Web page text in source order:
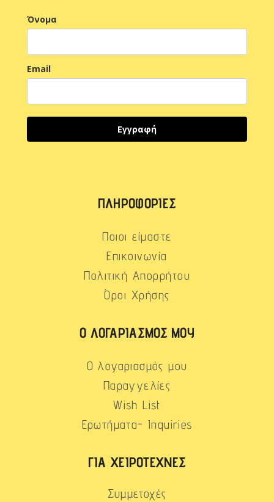
Όνομα
Email
Εγγραφή
ΠΛΗΡΟΦΟΡΊΕΣ
Ποιοι είμαστε
Επικοινωνία
Πολιτική Απορρήτου
Όροι Χρήσης
Ο ΛΟΓΑΡΙΑΣΜΌΣ ΜΟΥ
Ο λογαριασμός μου
Παραγγελίες
Wish List
Ερωτήματα- Inquiries
ΓΙΑ ΧΕΙΡΟΤΈΧΝΕΣ
Συμμετοχές